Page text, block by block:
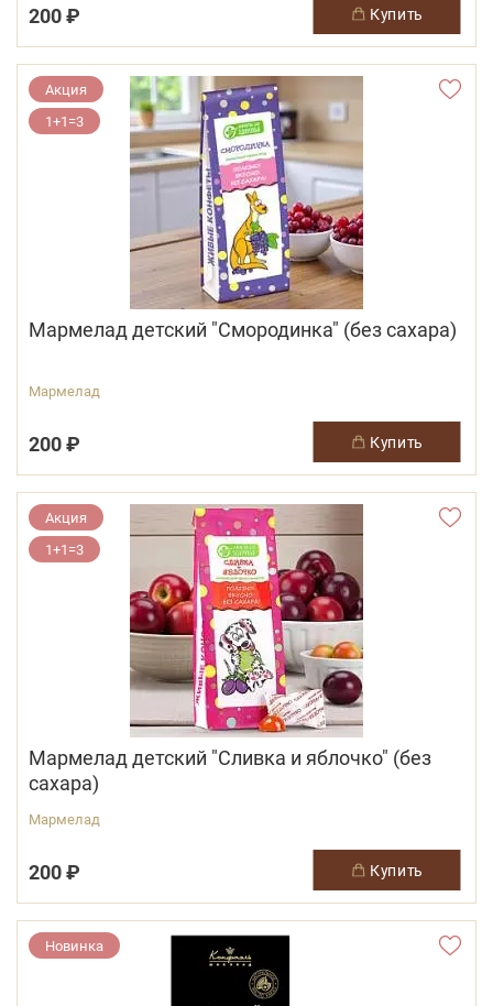
200 ₽ купить
Акция
1+1=3
Мармелад детский "Смородинка" (без сахара)
Мармелад
200 ₽ купить
Акция
1+1=3
Мармелад детский "Сливка и яблочко" (без
сахара)
Мармелад
200 ₽ купить
Новинка